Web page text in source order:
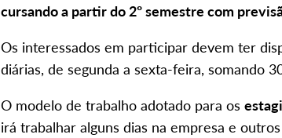
cursando a partir do 2º semestre com
Os interessados em participar devem ter
diárias, de segunda a sexta-feira, somando
O modelo de trabalho adotado para os
irá trabalhar alguns dias na empresa e